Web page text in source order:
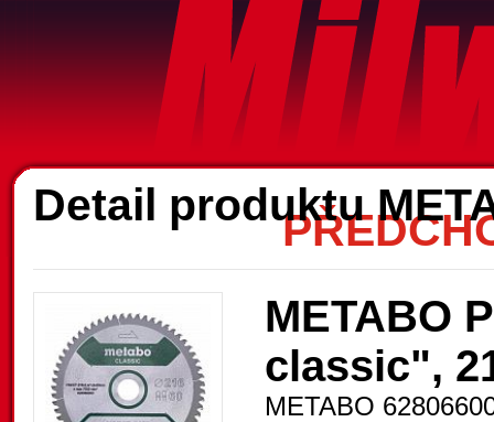
Detail produktu
METABO
classic",
METABO